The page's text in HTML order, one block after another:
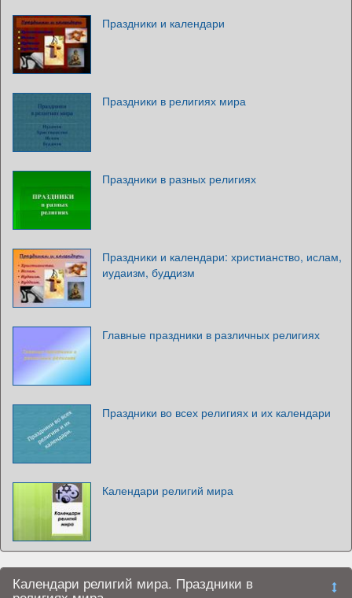
Праздники и календари
Праздники в религиях мира
Праздники в разных религиях
Праздники и календари: христианство, ислам,
иудаизм, буддизм
Главные праздники в различных религиях
Праздники во всех религиях и их календари
Календари религий мира
Календари религий мира. Праздники в